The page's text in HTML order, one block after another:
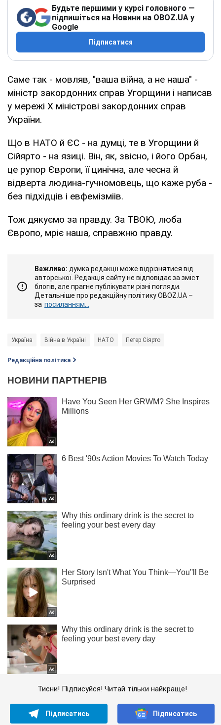
Будьте першими у курсі головного —
підпишіться на Новини на OBOZ.UA у
Google
Підписатися
Саме так - мовляв, "ваша війна, а не наша" -
міністр закордонних справ Угорщини і написав
у мережі Х міністрові закордонних справ
України.
Що в НАТО й ЄС - на думці, те в Угорщини й
Сійярто - на язиці. Він, як, звісно, і його Орбан,
це рупор Європи, її цинічна, але чесна й
відверта людина-гучномовець, що каже руба -
без підхідців і евфемізміів.
Тож дякуємо за правду. За ТВОЮ, люба
Європо, мріє наша, справжню правду.
Важливо: думка редакції може відрізнятися від
авторської. Редакція сайту не відповідає за зміст
блогів, але прагне публікувати різні погляди.
Детальніше про редакційну політику OBOZ.UA –
за посиланням...
Україна Війна в Україні НАТО Петер Сіярто
Редакційна політика
Тисни! Підписуйся! Читай тільки найкраще!
Підписатись Підписатись